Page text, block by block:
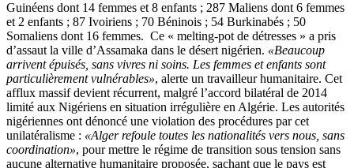
Guinéens dont 14 femmes et 8 enfants ; 287 Maliens dont 6 femmes
et 2 enfants ; 87 Ivoiriens ; 70 Béninois ; 54 Burkinabés ; 50
Somaliens dont 16 femmes. Ce « melting-pot de détresses » a pris
d’assaut la ville d’Assamaka dans le désert nigérien. «Beaucoup
arrivent épuisés, sans vivres ni soins. Les femmes et enfants sont
particulièrement vulnérables», alerte un travailleur humanitaire. Cet
afflux massif devient récurrent, malgré l’accord bilatéral de 2014
limité aux Nigériens en situation irrégulière en Algérie. Les autorités
nigériennes ont dénoncé une violation des procédures par cet
unilatéralisme : «Alger refoule toutes les nationalités vers nous, sans
coordination», pour mettre le régime de transition sous tension sans
aucune alternative humanitaire proposée, sachant que le pays est